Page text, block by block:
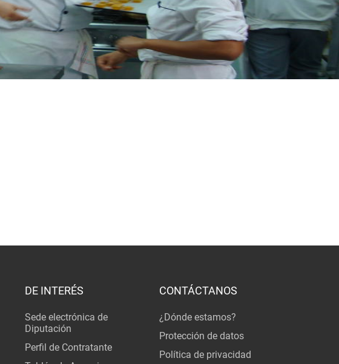
DE INTERÉS
Sede electrónica de
Diputación
Perfil de Contratante
CONTÁCTANOS
¿Dónde estamos?
Protección de datos
Política de privacidad